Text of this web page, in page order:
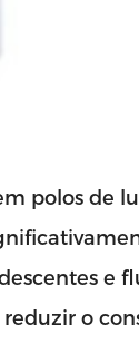
polos de
e
o